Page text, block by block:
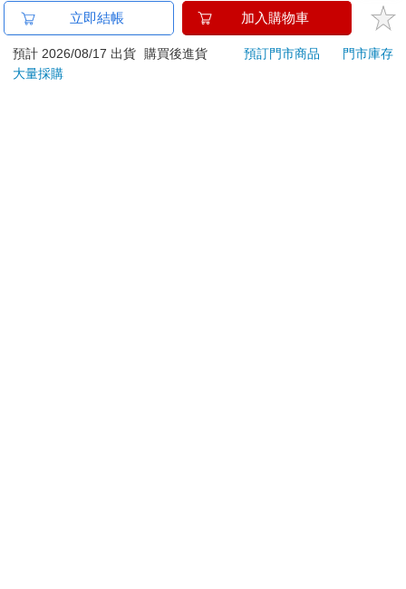
已拆封之個人衛生用品。（如：內衣褲、刮鬍刀、除毛
若非上列種類商品，均享有到貨7天的猶豫期（含例假
日）。
立即結帳 加入購物車
預計 2026/08/17 出貨 購買後進貨 預訂門市商品
門市庫存
大量採購